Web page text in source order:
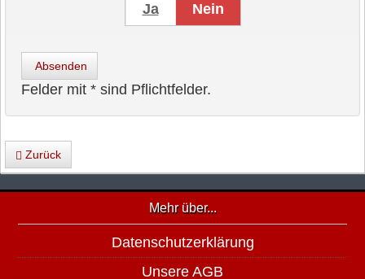
Ja
Nein
Absenden
Felder mit * sind Pflichtfelder.
Zurück
Mehr über...
Datenschutzerklärung
Unsere AGB